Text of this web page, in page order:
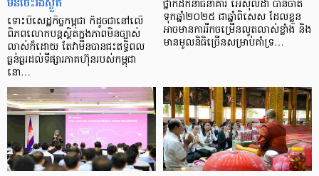
ទោះបីសេដ្ឋកិច្ចកម្ពុជា ក៏ដូចជានៅលើ
ពិភពលោកបន្តស្ថិតក្នុងភាពមិនច្បាស់
លាស់ក៏ដោយ តែវាមិនបានជះឥទ្ធិពល
ធ្ងន់ធ្ងរដល់ទីផ្សារភាគហ៊ុនរបស់កម្ពុជា
នោ…
ថ្នាក់ដឹកនាំធនាគារ អេស៊ីលីដា បានចាត់
ទុកឆ្នាំ២០២៥ ជាឆ្នាំពិសេស ដែលខ្លួន
អាចមានការរីកចម្រើនលូតលាស់ខ្លាំង និង
មានមូលនិធិច្រើនសម្រាប់គាំទ្រ…